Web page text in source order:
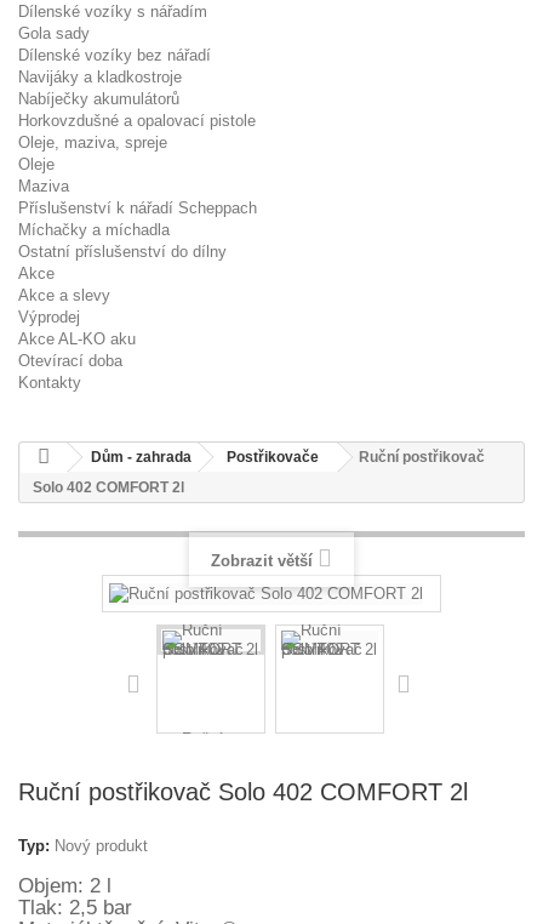
Dílenské vozíky s nářadím
Gola sady
Dílenské vozíky bez nářadí
Navijáky a kladkostroje
Nabíječky akumulátorů
Horkovzdušné a opalovací pistole
Oleje, maziva, spreje
Oleje
Maziva
Příslušenství k nářadí Scheppach
Míchačky a míchadla
Ostatní příslušenství do dílny
Akce
Akce a slevy
Výprodej
Akce AL-KO aku
Otevírací doba
Kontakty
Dům - zahrada Postřikovače
Ruční postřikovač
Solo 402 COMFORT 2l
Zobrazit větší
Ruční postřikovač Solo 402 COMFORT 2l
Typ: Nový produkt
Objem: 2 l
Tlak: 2,5 bar